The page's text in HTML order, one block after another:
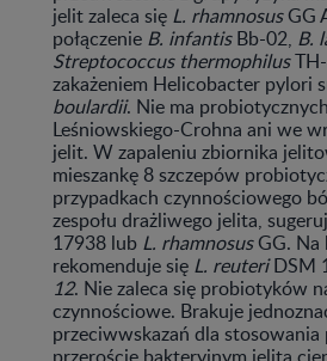
jelit zaleca się L. rhamnosusGG
połączenie B. infantisBb-02, B.
Streptococcus thermophilus
zakażeniem Helicobacter pylori
boulardii. Nie ma
Leśniowskiego-Crohna ani we
jelit. W zapaleniu zbiornika
mieszankę 8 szczepów
przypadkach czynnościowego
zespołu drażliwego jelita,
17938 lub L. rhamnosusGG. Na
rekomenduje się L. reuteriDSM
12. Nie zaleca się probiotyków
czynnościowe. Brakuje
przeciwwskazań dla